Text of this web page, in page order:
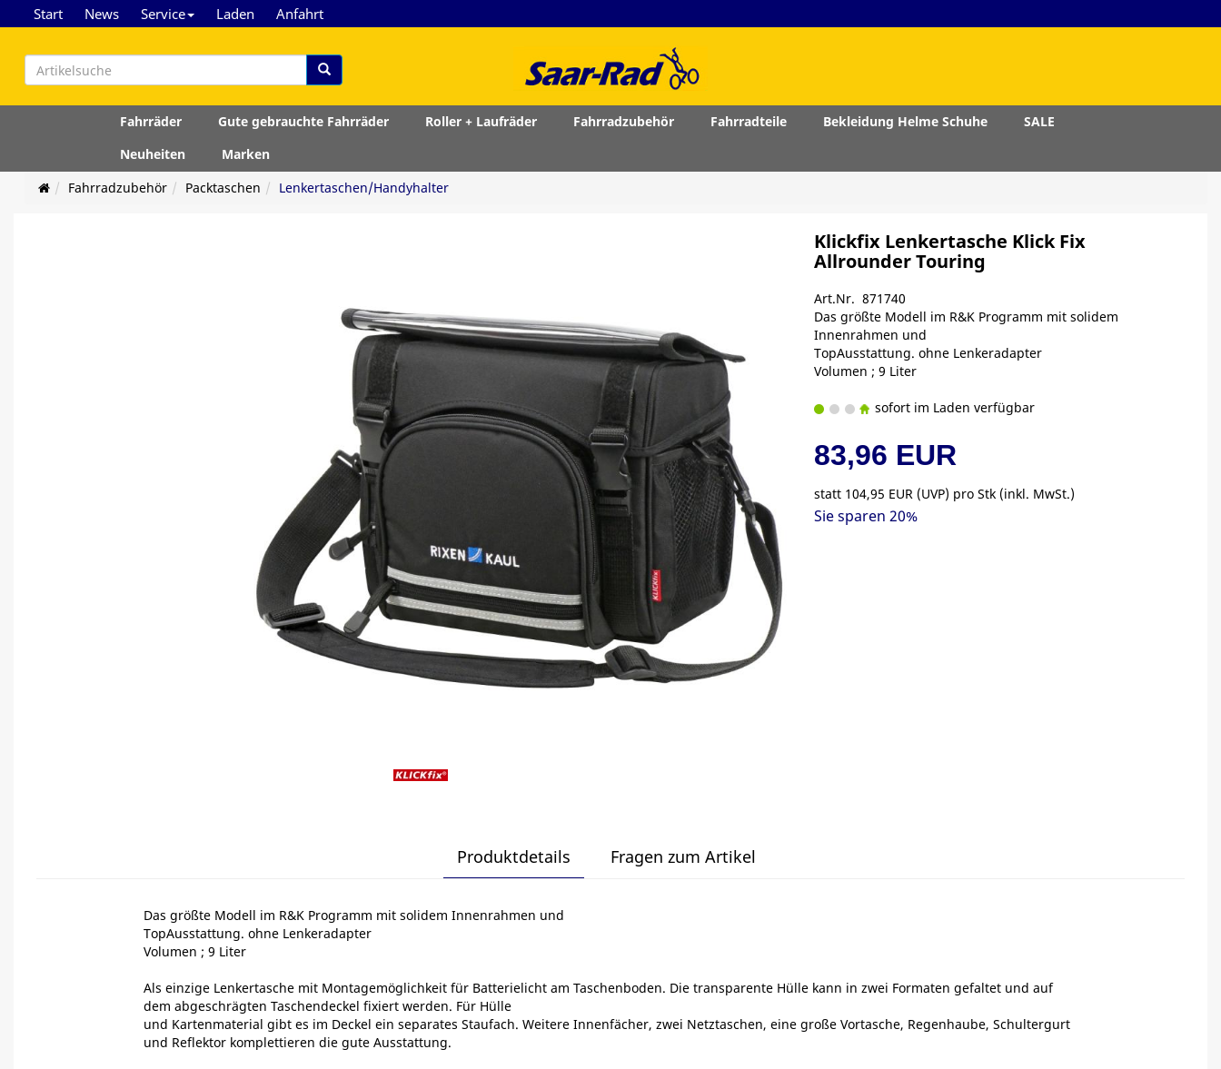
Start News Service Laden Anfahrt
Fahrräder Gute gebrauchte Fahrräder Roller + Laufräder Fahrradzubehör Fahrradteile Bekleidung Helme Schuhe
SALE
Neuheiten
Marken
Fahrradzubehör
Packtaschen Lenkertaschen/Handyhalter
Klickfix Lenkertasche Klick Fix
Allrounder Touring
Art.Nr. 871740
Das größte Modell im R&K Programm mit solidem
Innenrahmen und
TopAusstattung. ohne Lenkeradapter
Volumen ; 9 Liter
sofort im Laden verfügbar
83,96 EUR
statt 104,95 EUR (UVP) pro Stk (inkl. MwSt.)
Sie sparen 20%
Produktdetails Fragen zum Artikel
Das größte Modell im R&K Programm mit solidem Innenrahmen und
TopAusstattung. ohne Lenkeradapter
Volumen ; 9 Liter
Als einzige Lenkertasche mit Montagemöglichkeit für Batterielicht am Taschenboden. Die transparente Hülle kann in zwei Formaten gefaltet und auf
dem abgeschrägten Taschendeckel fixiert werden. Für Hülle
und Kartenmaterial gibt es im Deckel ein separates Staufach. Weitere Innenfächer, zwei Netztaschen, eine große Vortasche, Regenhaube, Schultergurt
und Reflektor komplettieren die gute Ausstattung.